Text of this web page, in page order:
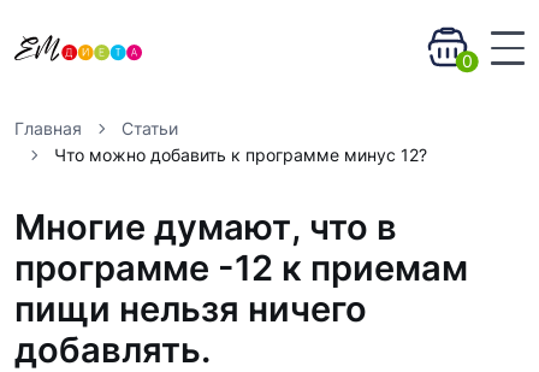
0
Главная
Статьи
Что можно добавить к программе минус 12?
Многие думают, что в
программе -12 к приемам
пищи нельзя ничего
добавлять.